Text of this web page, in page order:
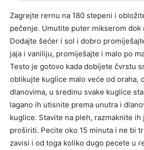
Zagrejte rernu na 180 stepeni i
pečenje. Umutite puter mikserom dok
Dodajte šećer i sol i dobro
jaja i vaniliju, promiješajte i malo po
Testo je gotovo kada dobijete čvrstu
oblikujte kuglice malo veće od oraha,
dlanovima, u sredinu svake kuglice
lagano ih utisnite prema unutra i
kuglice. Stavite na pleh, razmaknite
proširiti. Pecite oko 15 minuta i ne bi
zavisi i od toga koliko dugo pecete u